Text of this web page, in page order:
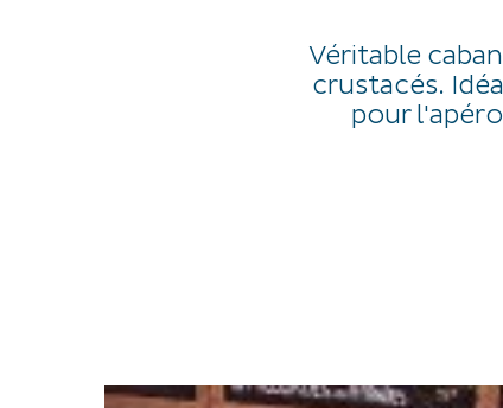
Véritable
crustacés.
pour